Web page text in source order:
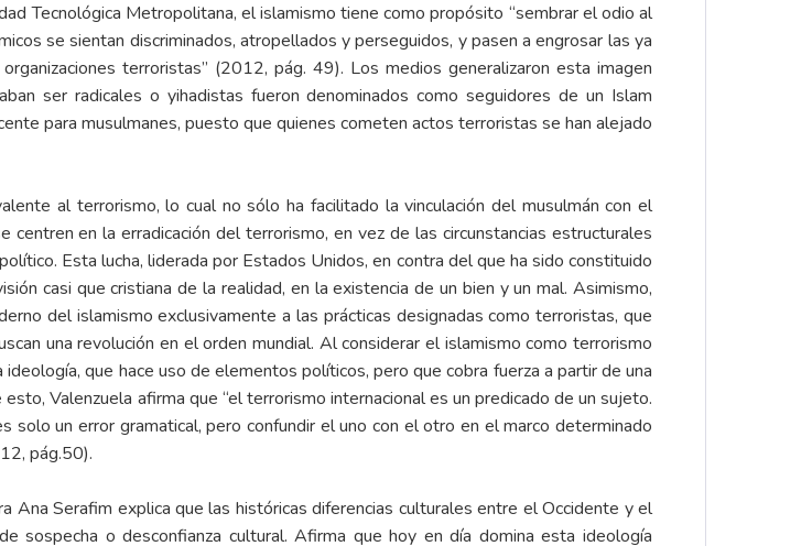
Tecnológica Metropolitana, el islamismo tiene como propósito “sembrar el odio al
se sientan discriminados, atropellados y perseguidos, y pasen a engrosar las ya
terroristas” (2012, pág. 49). Los medios generalizaron esta imagen
ser radicales o yihadistas fueron denominados como seguidores de un Islam
para musulmanes, puesto que quienes cometen actos terroristas se han alejado
al terrorismo, lo cual no sólo ha facilitado la vinculación del musulmán con el
en la erradicación del terrorismo, en vez de las circunstancias estructurales
Esta lucha, liderada por Estados Unidos, en contra del que ha sido constituido
casi que cristiana de la realidad, en la existencia de un bien y un mal. Asimismo,
del islamismo exclusivamente a las prácticas designadas como terroristas, que
una revolución en el orden mundial. Al considerar el islamismo como terrorismo
que hace uso de elementos políticos, pero que cobra fuerza a partir de una
Valenzuela afirma que “el terrorismo internacional es un predicado de un sujeto.
un error gramatical, pero confundir el uno con el otro en el marco determinado
pág.50).
Ana Serafim explica que las históricas diferencias culturales entre el Occidente y el
sospecha o desconfianza cultural. Afirma que hoy en día domina esta ideología